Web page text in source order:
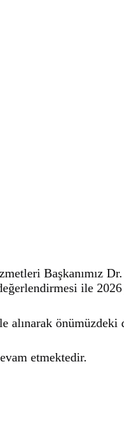
Başkanımız
ile
alınarak
etmektedir.